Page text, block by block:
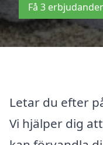
Få 3
Letar du efter
Vi hjälper dig